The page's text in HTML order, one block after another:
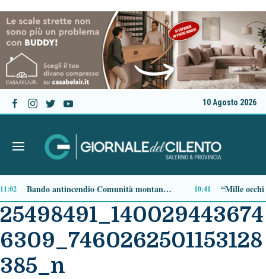
10 Agosto 2026
“Mille occhi intelligenti”, Atrani sperimenta l’AI per il controllo del territorio 10:20 Santa Maria di Castellabate, “La Stuzza” compie 125 anni: il 14 agosto torna lo storico palio sul mare
25498491_140029443674
6309_7460262501153128
385_n